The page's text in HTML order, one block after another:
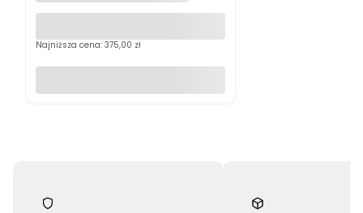
Najniższa cena: 375,00 zł